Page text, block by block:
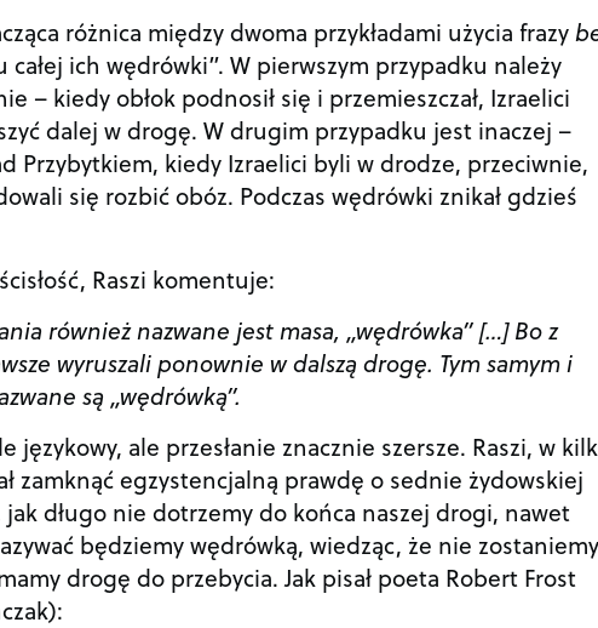
różnica między dwoma przykładami użycia frazy
całej ich wędrówki”. W pierwszym przypadku należy
– kiedy obłok podnosił się i przemieszczał, Izraelici
dalej w drogę. W drugim przypadku jest inaczej –
Przybytkiem, kiedy Izraelici byli w drodze, przeciwnie,
się rozbić obóz. Podczas wędrówki znikał gdzieś
Raszi komentuje:
również nazwane jest masa, „wędrówka” […] Bo z
wyruszali ponownie w dalszą drogę. Tym samym i
są „wędrówką”.
językowy, ale przesłanie znacznie szersze. Raszi, w
zamknąć egzystencjalną prawdę o sednie żydowskiej
jak długo nie dotrzemy do końca naszej drogi, nawet
będziemy wędrówką, wiedząc, że nie
drogę do przebycia. Jak pisał poeta Robert Frost